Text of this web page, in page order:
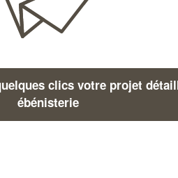
clics votre projet
ébénisterie